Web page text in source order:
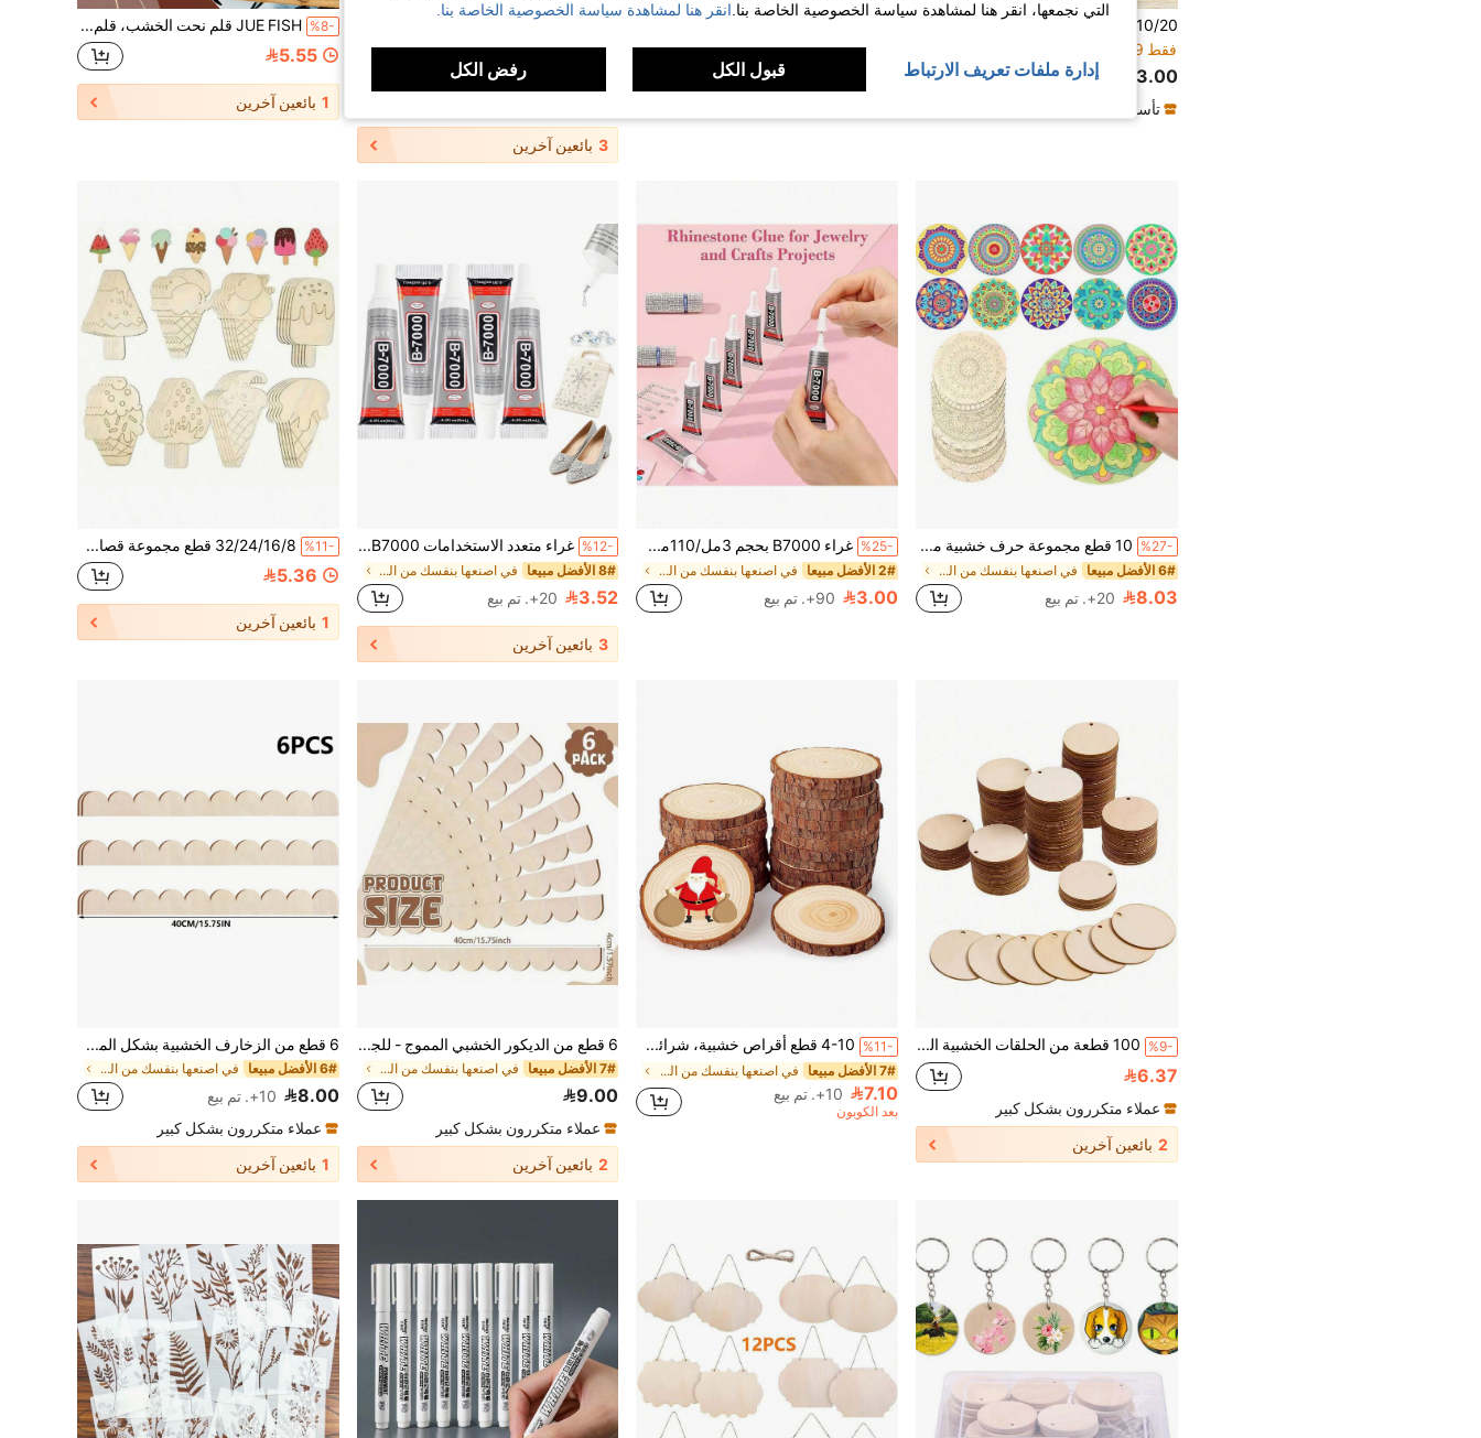
فقط 9 بيقي
23.00
تأسست منذ عام واحد
عملاء متكررون بشكل كبير
3# الأفضل مبيعا في اصنعها بنفسك من الخشب واكسسواراته اصنعها بنفسك
3 بائعين آخرين
%8- JUE FISH قلم نحت الخشب، قلم الحرق على الخشب، قلم الوسم؛ قلم تحديد؛ قلم تحديد خشبي يدوي DIY؛ قلم رسم يدوي
5.55
1 بائعين آخرين
%27- 10 قطع مجموعة حرف خشبية من المندلا، لوحة فن مطلية باليد خشبية DIY، رسم المندلا على حواجز، ديكور منزلي، طقم حرف خشبية غير مكتملة، مناسبة للصنع اليدوي الإبداعي
6# الأفضل مبيعا في اصنعها بنفسك من الخشب واكسسواراته اصنعها بنفسك
8.03 20+. تم بيع
%25- غراء B7000 بحجم 3مل/110مل/15مل/110مل لترصيع المجوهرات والأقراط والقلادات والبروشات وأطواق الرأس، لاصق قوي للأعمال اليدوية DIY
2# الأفضل مبيعا في اصنعها بنفسك من الخشب واكسسواراته اصنعها بنفسك
3.00 90+. تم بيع
%12- غراء متعدد الاستخدامات B7000 سعة 9 مل للأعمال اليدوية DIY، مناسب لحرف الراين DIY والملابس والبروشات وقلادات المجوهرات المرصعة واللصق الزخرفي
8# الأفضل مبيعا في اصنعها بنفسك من الخشب واكسسواراته اصنعها بنفسك
3.52 20+. تم بيع
3 بائعين آخرين
%11- 32/24/16/8 قطع مجموعة قصاصات خشبية غير مطلية على شكل آيس كريم، مناسبة للأعمال اليدوية والديكورات، مع بطاقات هدايا - مشروع فني صيفي مرسوم باليد، مناسب للمنزل والحفلات والزفاف، مصنوع يدويًا لإكمال عملك الخاص لتزيين غرفتك والجدران والأبواب وغرفة المعيشة وإضفاء شعور رائع للعائلة والأصدقاء
5.36
1 بائعين آخرين
%9- 100 قطعة من الحلقات الخشبية الخام بثقوب، أقطار 2.5/5/10/15 سم بمواصفات متعددة، أقراص خشبية دائرية للأشغال اليدوية والرسم والزخرفة في عيد الميلاد
6.37
عملاء متكررون بشكل كبير
2 بائعين آخرين
%11- 4-10 قطع أقراص خشبية، شرائح خشبية دائرية كبيرة، مواد حرفية DIY مرسومة يدويًا، تستخدم لقطع المركز، الأعمال الفنية، الحرف اليدوية، مشاريع DIY، إكسسوارات الرسم، هدايا الحفلات، ديكورات عيد الميلاد وديكور المنزل، حرف عيد الميلاد، عيد الميلاد، خيار رائع ومتين لقطع المركز على الطاولة، أنشطة الحرف اليدوية في الفصل الدراسي، حرف البالغين، ديكورات العطلات، ليلة عيد الميلاد، هدايا الحفلات، لوازم الزفاف، لوازم المدرسة، ديكور الغرفة، ديكور غرفة النوم، ديكور الفناء الخارجي، ألعاب الحفلات، ديكور الحديقة
7# الأفضل مبيعا في اصنعها بنفسك من الخشب واكسسواراته اصنعها بنفسك
7.10 10+. تم بيع
بعد الكوبون
6 قطع من الديكور الخشبي المموج - للجدران والأبواب والطاولات والرفوف، ديكور منزلي DIY للطلاء، مناسب للتخرج والزفاف والحفلات والمناسبات
7# الأفضل مبيعا في اصنعها بنفسك من الخشب واكسسواراته اصنعها بنفسك
9.00
عملاء متكررون بشكل كبير
2 بائعين آخرين
6 قطع من الزخارف الخشبية بشكل المروحة - تشطيب ديكوري أنيق، مناسب للجدران والخزائن والرفوف والأبواب - ديكور منزلي DIY، تصميم حافة بشكل المروحة عصري، تشطيب الأبواب | سطح خشبي ناعم | ملمس ناعم، بطانة الرفوف والديكورات
6# الأفضل مبيعا في اصنعها بنفسك من الخشب واكسسواراته اصنعها بنفسك
8.00 10+. تم بيع
عملاء متكررون بشكل كبير
1 بائعين آخرين
التي نجمعها، انقر هنا لمشاهدة سياسة الخصوصية الخاصة بنا. انقر هنا لمشاهدة سياسة الخصوصية الخاصة بنا.
إدارة ملفات تعريف الارتباط قبول الكل رفض الكل